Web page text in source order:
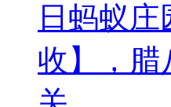
日蚂蚁
收】，腊